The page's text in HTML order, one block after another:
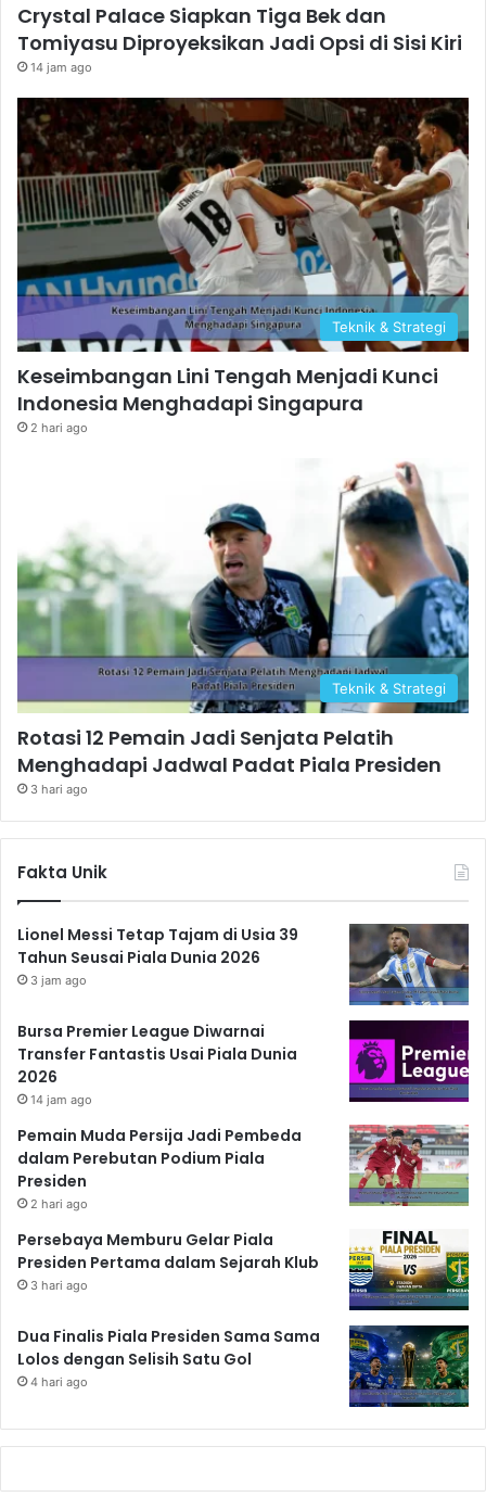
Crystal Palace Siapkan Tiga Bek dan
Tomiyasu Diproyeksikan Jadi Opsi di Sisi Kiri
14 jam ago
Teknik & Strategi
Keseimbangan Lini Tengah Menjadi Kunci
Indonesia Menghadapi Singapura
2 hari ago
Teknik & Strategi
Rotasi 12 Pemain Jadi Senjata Pelatih
Menghadapi Jadwal Padat Piala Presiden
3 hari ago
Fakta Unik
Lionel Messi Tetap Tajam di Usia 39
Tahun Seusai Piala Dunia 2026
3 jam ago
Bursa Premier League Diwarnai
Transfer Fantastis Usai Piala Dunia
2026
14 jam ago
Pemain Muda Persija Jadi Pembeda
dalam Perebutan Podium Piala
Presiden
2 hari ago
Persebaya Memburu Gelar Piala
Presiden Pertama dalam Sejarah Klub
3 hari ago
Dua Finalis Piala Presiden Sama Sama
Lolos dengan Selisih Satu Gol
4 hari ago